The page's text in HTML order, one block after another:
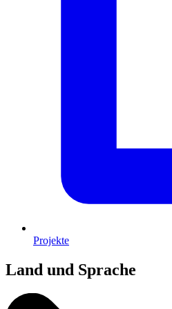
Projekte
Land und Sprache